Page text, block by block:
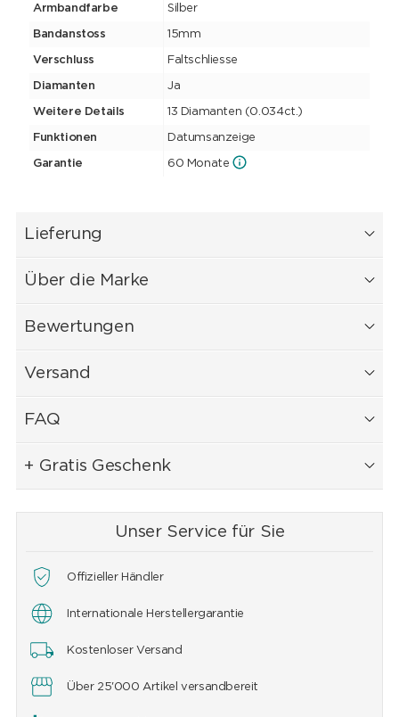
Armbandfarbe Silber
Bandanstoss 15mm
Verschluss Faltschliesse
Diamanten Ja
Weitere Details 13 Diamanten (0.034ct.)
Funktionen Datumsanzeige
Garantie 60 Monate
Lieferung
Über die Marke
Bewertungen
Versand
FAQ
+ Gratis Geschenk
Unser Service für Sie
Offizieller Händler
Internationale Herstellergarantie
Kostenloser Versand
Über 25'000 Artikel versandbereit